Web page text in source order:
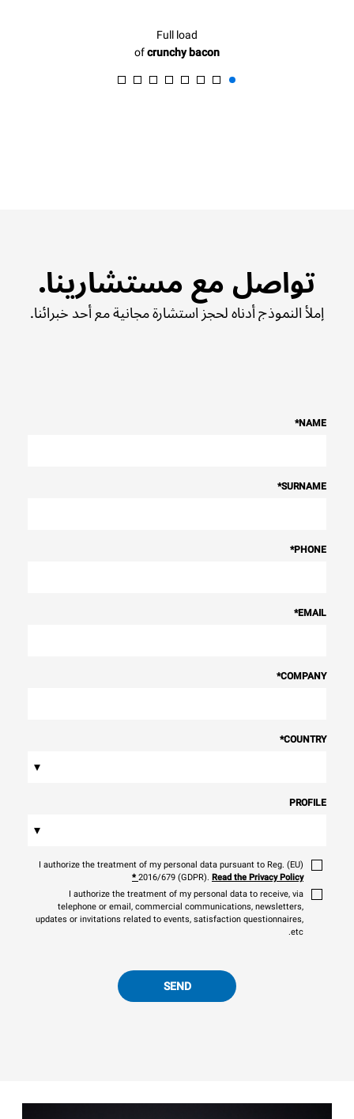
Full load
ofcrunchy bacon
تواصل مع مستشارينا.
إملأ النموذج أدناه لحجز استشارة مجانية مع أحد خبرائنا.
NAME
*
SURNAME
*
PHONE
*
EMAIL
*
COMPANY
*
COUNTRY
*
▾
PROFILE
▾
I authorize the treatment of my personal data pursuant to Reg. (EU)
2016/679 (GDPR). Read the Privacy Policy
*
I authorize the treatment of my personal data to receive, via
telephone or email, commercial communications, newsletters,
updates or invitations related to events, satisfaction questionnaires,
etc.
SEND